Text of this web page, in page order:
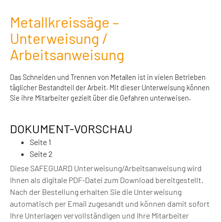
Metallkreissäge –
Unterweisung /
Arbeitsanweisung
Das Schneiden und Trennen von Metallen ist in vielen Betrieben
täglicher Bestandteil der Arbeit. Mit dieser Unterweisung können
Sie ihre Mitarbeiter gezielt über die Gefahren unterweisen.
DOKUMENT-VORSCHAU
Seite 1
Seite 2
Diese SAFEGUARD Unterweisung/Arbeitsanweisung wird
Ihnen als digitale PDF-Datei zum Download bereitgestellt.
Nach der Bestellung erhalten Sie die Unterweisung
automatisch per Email zugesandt und können damit sofort
Ihre Unterlagen vervollständigen und Ihre Mitarbeiter